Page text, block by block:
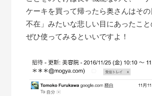
ケーキを買って帰ったら奥さんはそ
不在」みたいな悲しい目にあったこ
ぜひ使ってみるといいですよ！